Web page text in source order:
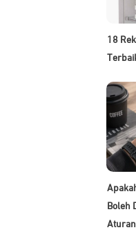
18
Boleh